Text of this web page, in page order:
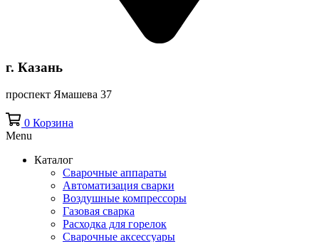
г. Казань
проспект Ямашева 37
0 Корзина
Menu
Каталог
Сварочные аппараты
Автоматизация сварки
Воздушные компрессоры
Газовая сварка
Расходка для горелок
Сварочные аксессуары